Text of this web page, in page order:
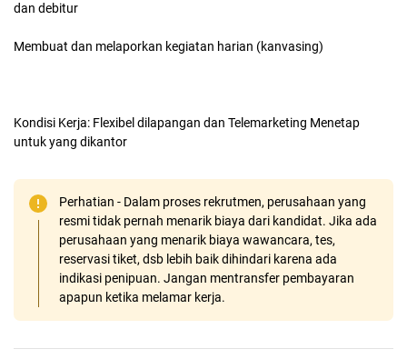
dan debitur
Membuat dan melaporkan kegiatan harian (kanvasing)
Kondisi Kerja: Flexibel dilapangan dan Telemarketing Menetap
untuk yang dikantor
Perhatian - Dalam proses rekrutmen, perusahaan yang
resmi tidak pernah menarik biaya dari kandidat. Jika ada
perusahaan yang menarik biaya wawancara, tes,
reservasi tiket, dsb lebih baik dihindari karena ada
indikasi penipuan. Jangan mentransfer pembayaran
apapun ketika melamar kerja.